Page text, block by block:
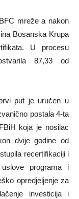
mreže a nakon
Bosanska Krupa
U procesu
87,33 od
put je uručen u
postala 4-ta
koja je nosilac
dvije godine od
recertifikaciji i
programa i
opredjeljenje za
investicija i